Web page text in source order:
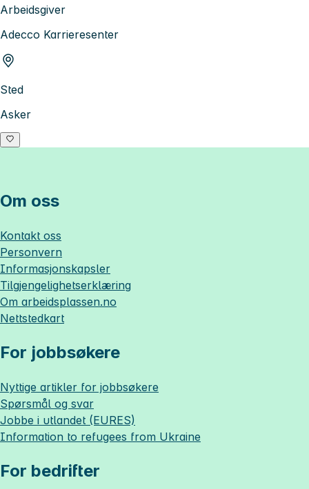
Arbeidsgiver
Adecco Karrieresenter
Sted
Asker
Om oss
Kontakt oss
Personvern
Informasjonskapsler
Tilgjengelighetserklæring
Om arbeidsplassen.no
Nettstedkart
For jobbsøkere
Nyttige artikler for jobbsøkere
Spørsmål og svar
Jobbe i utlandet (EURES)
Information to refugees from Ukraine
For bedrifter